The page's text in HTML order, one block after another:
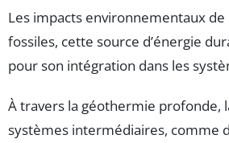
Les impacts environnementaux
fossiles, cette source d’énergie
pour son intégration dans les
À travers la géothermie profonde,
systèmes intermédiaires, comme